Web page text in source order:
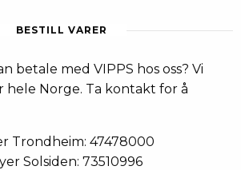
BESTILL VARER
betale med VIPPS hos oss? Vi
hele Norge. Ta kontakt for å
Trondheim: 47478000
Solsiden: 73510996